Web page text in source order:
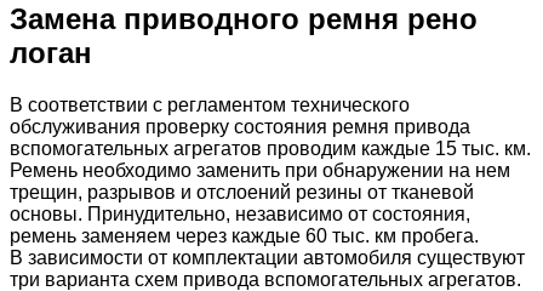
Замена приводного ремня рено
логан
В соответствии с регламентом технического
обслуживания проверку состояния ремня привода
вспомогательных агрегатов проводим каждые 15 тыс. км.
Ремень необходимо заменить при обнаружении на нем
трещин, разрывов и отслоений резины от тканевой
основы. Принудительно, независимо от состояния,
ремень заменяем через каждые 60 тыс. км пробега.
В зависимости от комплектации автомобиля существуют
три варианта схем привода вспомогательных агрегатов.